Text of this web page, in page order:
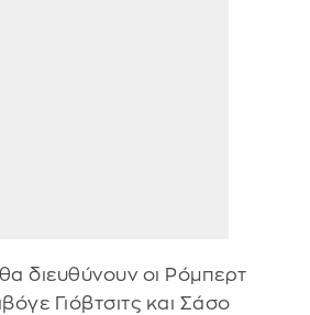
διευθύνουν οι Ρόμπερτ
Γιόβτσιτς και Σάσο